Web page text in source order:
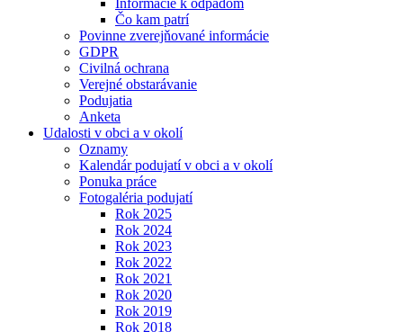
Informácie k odpadom
Čo kam patrí
Povinne zverejňované informácie
GDPR
Civilná ochrana
Verejné obstarávanie
Podujatia
Anketa
Udalosti v obci a v okolí
Oznamy
Kalendár podujatí v obci a v okolí
Ponuka práce
Fotogaléria podujatí
Rok 2025
Rok 2024
Rok 2023
Rok 2022
Rok 2021
Rok 2020
Rok 2019
Rok 2018